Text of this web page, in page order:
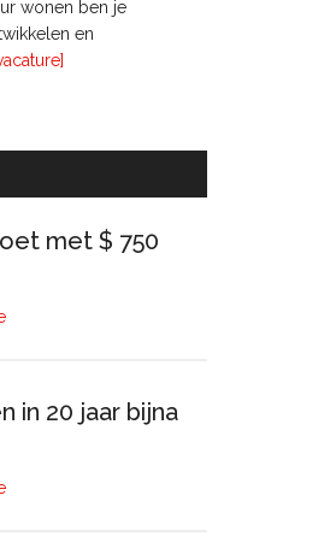
wonen ben je
en
met $ 750
in 20 jaar bijna